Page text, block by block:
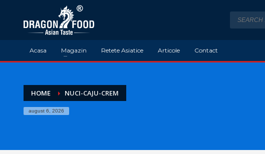
Acasa Magazin Retete Asiatice Articole Contact
HOME NUCI-CAJU-CREM
august 6, 2026